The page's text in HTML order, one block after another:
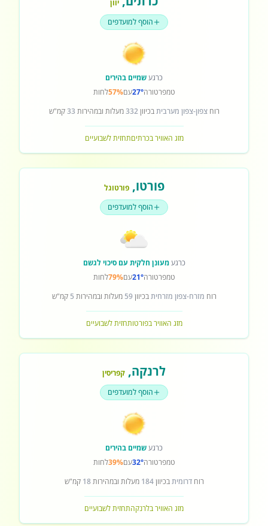
יוון
הוסף למועדפים
כרגעשמיים בהירים
טמפרטורה27°עם57%לחות
רוחצפון-צפון מערביתבכיוון332מעלות ובמהירות 33קמ"ש
מזג האוויר בכרתיםתחזית לשבועיים
פורטו,פורטוגל
הוסף למועדפים
כרגעמעונן חלקית עם סיכוי לגשם
טמפרטורה21°עם79%לחות
רוח מזרח-צפון מזרחיתבכיוון59 מעלות ובמהירות 5 קמ"ש
מזג האוויר בפורטותחזית לשבועיים
לרנקה, קפריסין
הוסף למועדפים
כרגעשמיים בהירים
טמפרטורה32°עם39%לחות
רוחדרומיתבכיוון184 מעלות ובמהירות18 קמ"ש
מזג האוויר בלרנקהתחזית לשבועיים